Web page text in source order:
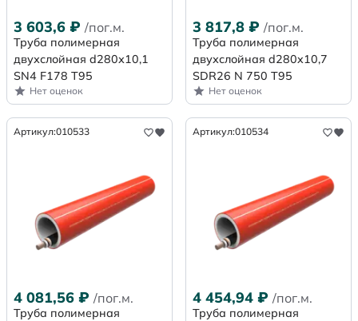
3 603,6 ₽ /пог.м.
Труба полимерная
двухслойная d280х10,1
SN4 F178 Т95
Нет оценок
3 817,8 ₽ /пог.м.
Труба полимерная
двухслойная d280x10,7
SDR26 N 750 Т95
Нет оценок
Артикул:010533
4 081,56 ₽ /пог.м.
Труба полимерная
Артикул:010534
4 454,94 ₽ /пог.м.
Труба полимерная